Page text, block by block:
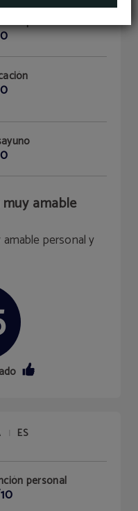
personal
amable
personal y
|
ES
personal